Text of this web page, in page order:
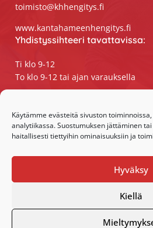
Käytämme evästeitä sivuston
analytiikassa. Suostumuksen jättäminen
haitallisesti tiettyihin ominaisuuksiin ja
Hyväksy
Kiellä
toimisto@khhengitys.fi
www.kantahameenhengitys.fi
Yhdistyssihteeri tavattavissa:
Ti klo 9-12
To klo 9-12 tai ajan varauksella
maanantaista perjantaihin klo 9-15
Instagram